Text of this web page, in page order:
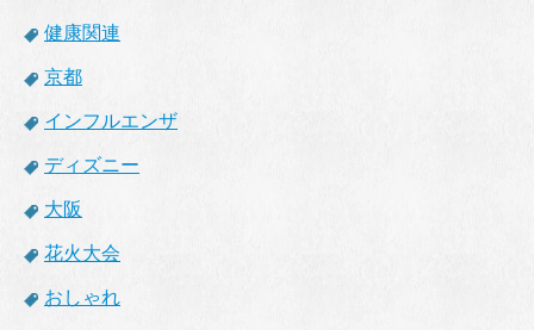
健康関連
京都
インフルエンザ
ディズニー
大阪
花火大会
おしゃれ